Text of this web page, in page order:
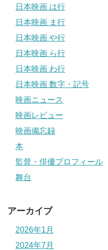
日本映画 は行
日本映画 ま行
日本映画 や行
日本映画 ら行
日本映画 わ行
日本映画 数字・記号
映画ニュース
映画レビュー
映画備忘録
本
監督・俳優プロフィール
舞台
アーカイブ
2026年1月
2024年7月